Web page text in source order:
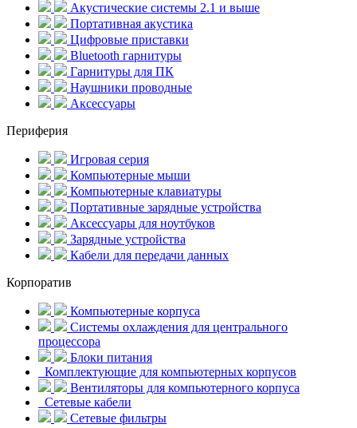
Акустические системы 2.1 и выше
Портативная акустика
Цифровые приставки
Bluetooth гарнитуры
Гарнитуры для ПК
Наушники проводные
Аксессуары
Периферия
Игровая серия
Компьютерные мыши
Компьютерные клавиатуры
Портативные зарядные устройства
Аксессуары для ноутбуков
Зарядные устройства
Кабели для передачи данных
Корпоратив
Компьютерные корпуса
Системы охлаждения для центрального
процессора
Блоки питания
Комплектующие для компьютерных корпусов
Вентиляторы для компьютерного корпуса
Сетевые кабели
Сетевые фильтры